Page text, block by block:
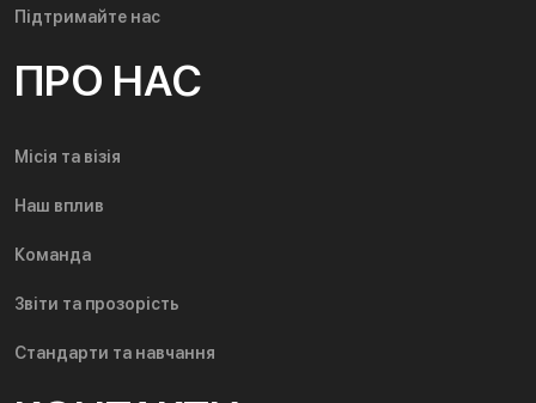
Підтримайте нас
ПРО НАС
Місія та візія
Наш вплив
Команда
Звіти та прозорість
Стандарти та навчання